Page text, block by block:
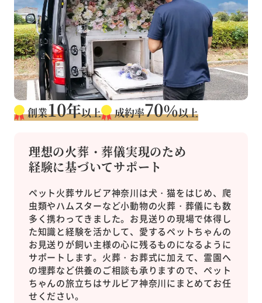
創業10年以上 成約率70％以上
理想の火葬・葬儀実現のため
経験に基づいてサポート
ペット火葬サルビア神奈川は犬・猫をはじめ、爬
虫類やハムスターなど小動物の火葬・葬儀にも数
多く携わってきました。お見送りの現場で体得し
た知識と経験を活かして、愛するペットちゃんの
お見送りが飼い主様の心に残るものになるように
サポートします。火葬・お葬式に加えて、霊園へ
の埋葬など供養のご相談も承りますので、ペット
ちゃんの旅立ちはサルビア神奈川にまとめてお任
せください。